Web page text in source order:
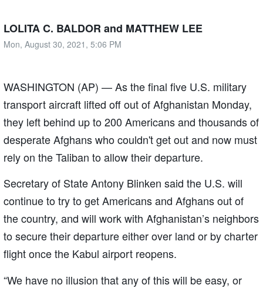
LOLITA C. BALDOR and MATTHEW LEE
Mon, August 30, 2021, 5:06 PM
WASHINGTON (AP) — As the final five U.S. military
transport aircraft lifted off out of Afghanistan Monday,
they left behind up to 200 Americans and thousands of
desperate Afghans who couldn't get out and now must
rely on the Taliban to allow their departure.
Secretary of State Antony Blinken said the U.S. will
continue to try to get Americans and Afghans out of
the country, and will work with Afghanistan’s neighbors
to secure their departure either over land or by charter
flight once the Kabul airport reopens.
“We have no illusion that any of this will be easy, or